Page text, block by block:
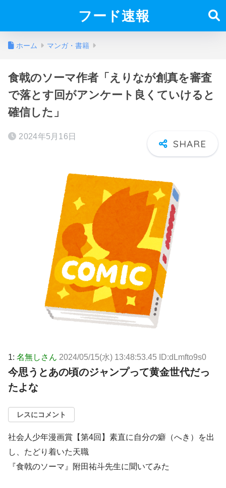
フード速報
ホーム マンガ・書籍
食戟のソーマ作者「えりなが創真を審査
で落とす回がアンケート良くていけると
確信した」
2024年5月16日
1: 名無しさん 2024/05/15(水) 13:48:53.45 ID:dLmfto9s0
今思うとあの頃のジャンプって黄金世代だっ
たよな
レスにコメント
社会人少年漫画賞【第4回】素直に自分の癖（へき）を出
し、たどり着いた天職
『食戟のソーマ』附田祐斗先生に聞いてみた